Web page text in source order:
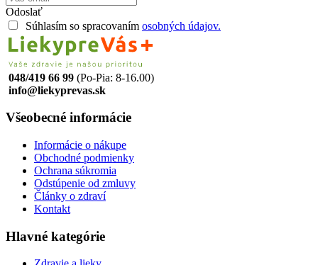
Odoslať
Súhlasím so spracovaním osobných údajov.
048/419 66 99 (Po-Pia: 8-16.00)
info@liekyprevas.sk
Všeobecné informácie
Informácie o nákupe
Obchodné podmienky
Ochrana súkromia
Odstúpenie od zmluvy
Články o zdraví
Kontakt
Hlavné kategórie